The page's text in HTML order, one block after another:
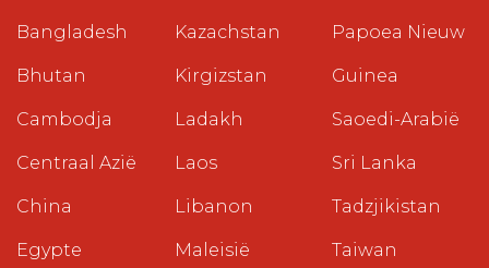
Bangladesh
Bhutan
Cambodja
Centraal Azië
China
Egypte
Kazachstan
Kirgizstan
Ladakh
Laos
Libanon
Maleisië
Papoea Nieuw
Guinea
Saoedi-Arabië
Sri Lanka
Tadzjikistan
Taiwan